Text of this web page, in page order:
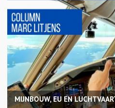
MIJNBOUW, EU EN